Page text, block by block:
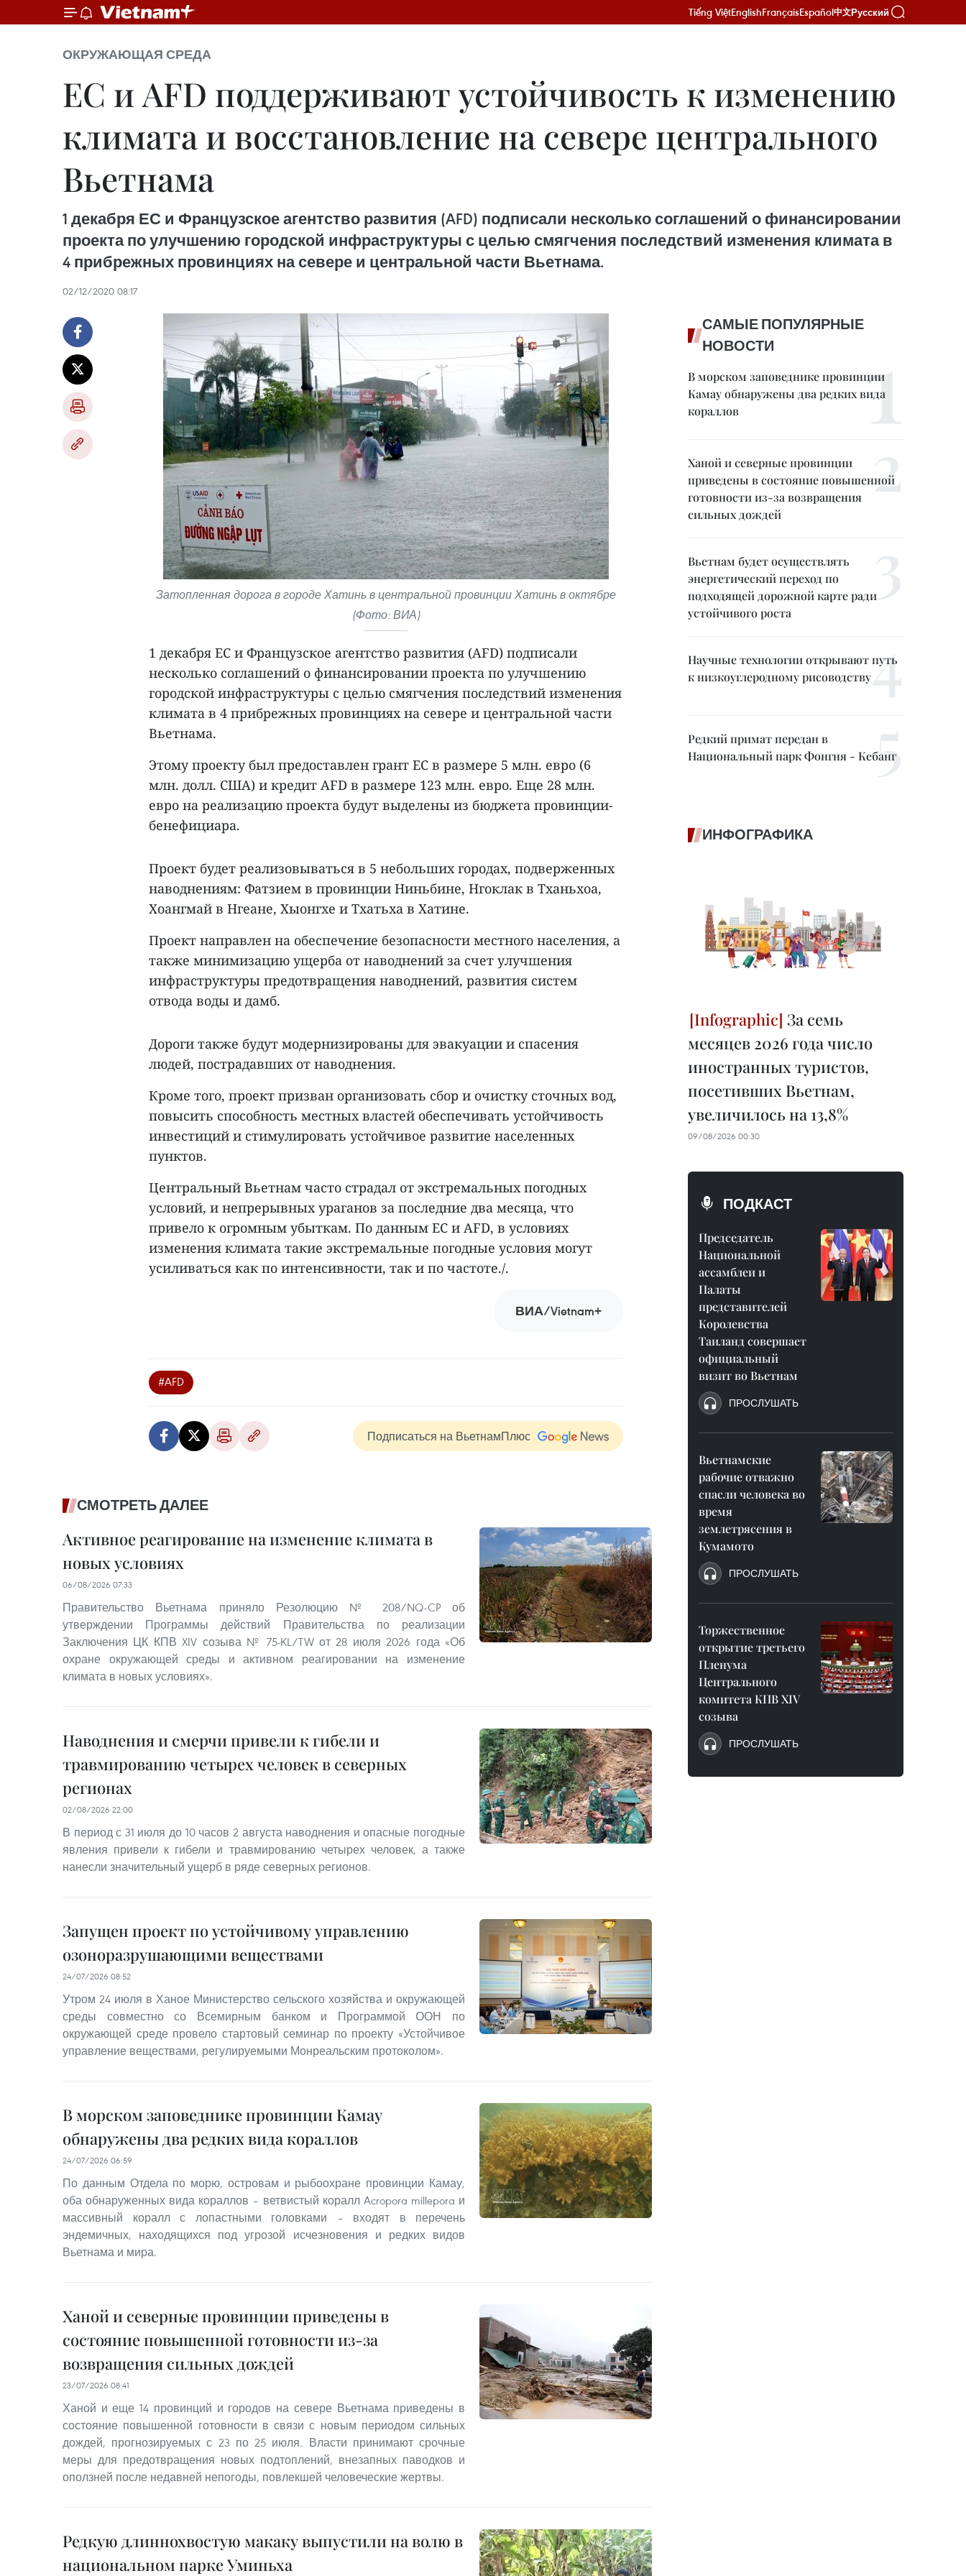
Tiếng ViệtEnglishFrançaisEspañol中文Русский
ОКРУЖАЮЩАЯ СРЕДА
ЕС и AFD поддерживают устойчивость к изменению
климата и восстановление на севере центрального
Вьетнама
1 декабря ЕС и Французское агентство развития (AFD) подписали несколько соглашений о финансировании
проекта по улучшению городской инфраструктуры с целью смягчения последствий изменения климата в
4 прибрежных провинциях на севере и центральной части Вьетнама.
02/12/2020 08:17
Затопленная дорога в городе Хатинь в центральной провинции Хатинь в октябре
(Фото: ВИА)
1 декабря ЕС и Французское агентство развития (AFD) подписали
несколько соглашений о финансировании проекта по улучшению
городской инфраструктуры с целью смягчения последствий изменения
климата в 4 прибрежных провинциях на севере и центральной части
Вьетнама.
Этому проекту был предоставлен грант ЕС в размере 5 млн. евро (6
млн. долл. США) и кредит AFD в размере 123 млн. евро. Еще 28 млн.
евро на реализацию проекта будут выделены из бюджета провинции-
бенефициара.
Проект будет реализовываться в 5 небольших городах, подверженных
наводнениям: Фатзием в провинции Ниньбине, Нгоклак в Тханьхоа,
Хоангмай в Нгеане, Хыонгхе и Тхатьха в Хатине.
Проект направлен на обеспечение безопасности местного населения, а
также минимизацию ущерба от наводнений за счет улучшения
инфраструктуры предотвращения наводнений, развития систем
отвода воды и дамб.
Дороги также будут модернизированы для эвакуации и спасения
людей, пострадавших от наводнения.
Кроме того, проект призван организовать сбор и очистку сточных вод,
повысить способность местных властей обеспечивать устойчивость
инвестиций и стимулировать устойчивое развитие населенных
пунктов.
Центральный Вьетнам часто страдал от экстремальных погодных
условий, и непрерывных ураганов за последние два месяца, что
привело к огромным убыткам. По данным ЕС и AFD, в условиях
изменения климата такие экстремальные погодные условия могут
усиливаться как по интенсивности, так и по частоте./.
ВИА/Vietnam+
#AFD
Подписаться на ВьетнамПлюс
СМОТРЕТЬ ДАЛЕЕ
Активное реагирование на изменение климата в
новых условиях
06/08/2026 07:33
Правительство Вьетнама приняло Резолюцию № 208/NQ-CP об
утверждении Программы действий Правительства по реализации
Заключения ЦК КПВ XIV созыва № 75-KL/TW от 28 июля 2026 года «Об
охране окружающей среды и активном реагировании на изменение
климата в новых условиях».
Наводнения и смерчи привели к гибели и
травмированию четырех человек в северных
регионах
02/08/2026 22:00
В период с 31 июля до 10 часов 2 августа наводнения и опасные погодные
явления привели к гибели и травмированию четырех человек, а также
нанесли значительный ущерб в ряде северных регионов.
Запущен проект по устойчивому управлению
озоноразрушающими веществами
24/07/2026 08:52
Утром 24 июля в Ханое Министерство сельского хозяйства и окружающей
среды совместно со Всемирным банком и Программой ООН по
окружающей среде провело стартовый семинар по проекту «Устойчивое
управление веществами, регулируемыми Монреальским протоколом».
В морском заповеднике провинции Камау
обнаружены два редких вида кораллов
24/07/2026 06:59
По данным Отдела по морю, островам и рыбоохране провинции Камау,
оба обнаруженных вида кораллов – ветвистый коралл Acropora millepora и
массивный коралл с лопастными головками – входят в перечень
эндемичных, находящихся под угрозой исчезновения и редких видов
Вьетнама и мира.
Ханой и северные провинции приведены в
состояние повышенной готовности из-за
возвращения сильных дождей
23/07/2026 08:41
Ханой и еще 14 провинций и городов на севере Вьетнама приведены в
состояние повышенной готовности в связи с новым периодом сильных
дождей, прогнозируемых с 23 по 25 июля. Власти принимают срочные
меры для предотвращения новых подтоплений, внезапных паводков и
оползней после недавней непогоды, повлекшей человеческие жертвы.
Редкую длиннохвостую макаку выпустили на волю в
национальном парке Уминьха
САМЫЕ ПОПУЛЯРНЫЕ
НОВОСТИ
В морском заповеднике провинции
Камау обнаружены два редких вида
кораллов
Ханой и северные провинции
приведены в состояние повышенной
готовности из-за возвращения
сильных дождей
Вьетнам будет осуществлять
энергетический переход по
подходящей дорожной карте ради
устойчивого роста
Научные технологии открывают путь
к низкоуглеродному рисоводству
Редкий примат передан в
Национальный парк Фонгня - Кебанг
ИНФОГРАФИКА
За семь
месяцев 2026 года число
иностранных туристов,
посетивших Вьетнам,
увеличилось на 13,8%
09/08/2026 00:30
ПОДКАСТ
Председатель
Национальной
ассамблеи и
Палаты
представителей
Королевства
Таиланд совершает
официальный
визит во Вьетнам
ПРОСЛУШАТЬ
Вьетнамские
рабочие отважно
спасли человека во
время
землетрясения в
Кумамото
ПРОСЛУШАТЬ
Торжественное
открытие третьего
Пленума
Центрального
комитета КПВ XIV
созыва
ПРОСЛУШАТЬ